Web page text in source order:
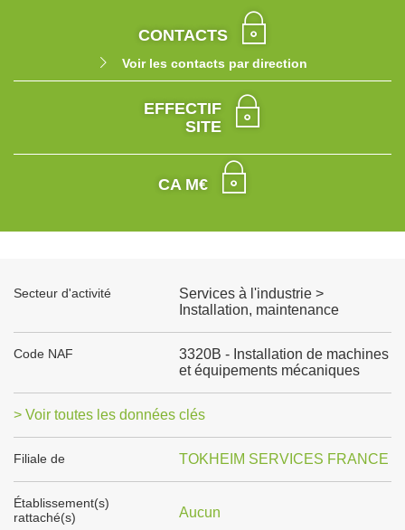
CONTACTS
Voir les contacts par direction
EFFECTIF
SITE
CA M€
Secteur d'activité
Services à l'industrie >
Installation, maintenance
Code NAF
3320B - Installation de machines
et équipements mécaniques
> Voir toutes les données clés
Filiale de TOKHEIM SERVICES FRANCE
Établissement(s)
rattaché(s)
Aucun